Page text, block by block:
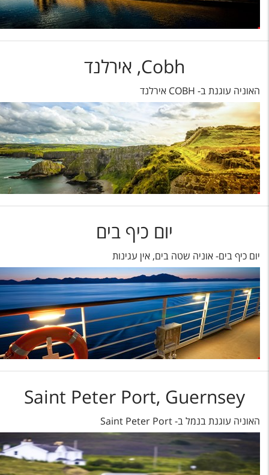
Cobh, אירלנד
האוניה עוגנת ב- COBH אירלנד
יום כיף בים
יום כיף בים- אוניה שטה בים, אין עגינות
Saint Peter Port, Guernsey
האוניה עוגנת בנמל ב- Saint Peter Port